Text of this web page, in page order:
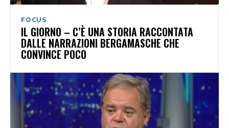
FOCUS
IL GIORNO – C’È UNA STORIA RACCONTATA
DALLE NARRAZIONI BERGAMASCHE CHE
CONVINCE POCO